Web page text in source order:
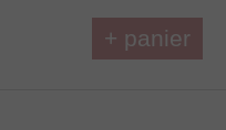
+ panier